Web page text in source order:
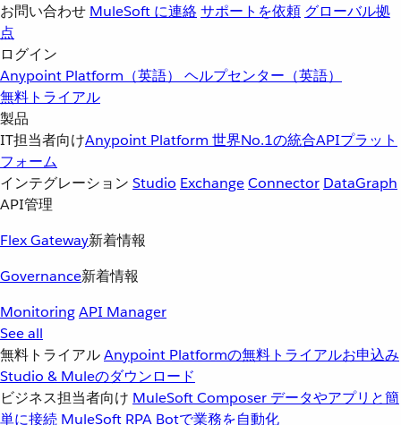
お問い合わせ MuleSoft に連絡サポートを依頼 グローバル拠
点
ログイン
Anypoint Platform（英語） ヘルプセンター（英語）
無料トライアル
製品
IT担当者向けAnypoint Platform 世界No.1の統合APIプラット
フォーム
インテグレーション Studio ExchangeConnector DataGraph
API管理
Flex Gateway新着情報
Governance新着情報
MonitoringAPI Manager
See all
無料トライアルAnypoint Platformの無料トライアルお申込み
Studio & Muleのダウンロード
ビジネス担当者向け MuleSoft Composer データやアプリと簡
単に接続 MuleSoft RPA Botで業務を自動化